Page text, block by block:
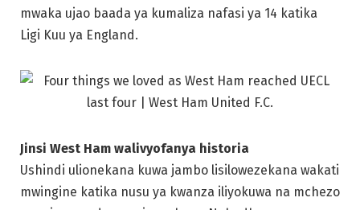
mwaka ujao baada ya kumaliza nafasi ya 14 katika
Ligi Kuu ya England.
Jinsi West Ham walivyofanya historia
Ushindi ulionekana kuwa jambo lisilowezekana wakati
mwingine katika nusu ya kwanza iliyokuwa na mchezo